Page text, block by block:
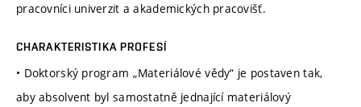
pracovníci univerzit a akademických pracovišť.
CHARAKTERISTIKA PROFESÍ
• Doktorský program „Materiálové vědy“ je postaven tak,
aby absolvent byl samostatně jednající materiálový